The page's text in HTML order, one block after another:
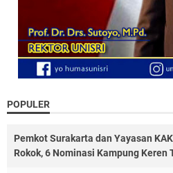
POPULER
Pemkot Surakarta dan Yayasan
Rokok, 6 Nominasi Kampung Keren